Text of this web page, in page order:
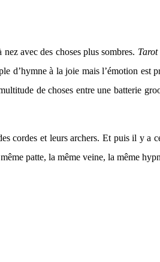
avec des choses plus sombres. Tarot
d’hymne à la joie mais l’émotion est
de choses entre une batterie
cordes et leurs archers. Et puis il y a
patte, la même veine, la même